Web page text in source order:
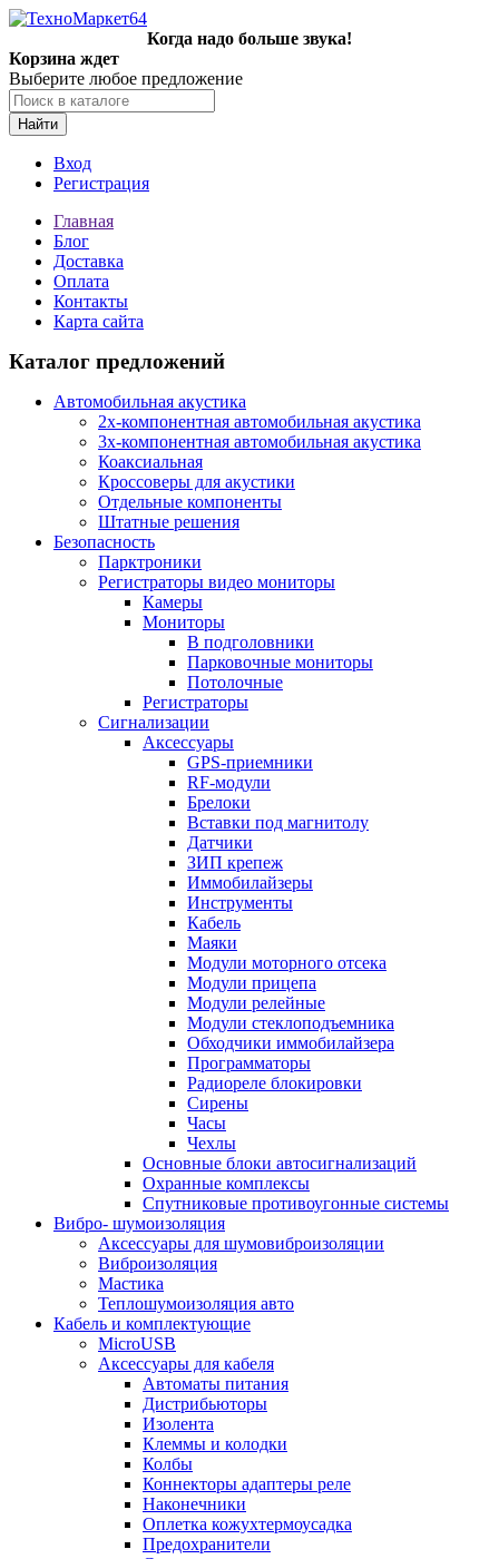
Когда надо больше звука!
Корзина ждет
Выберите любое предложение
Найти
Вход
Регистрация
Главная
Блог
Доставка
Оплата
Контакты
Карта сайта
Каталог предложений
Автомобильная акустика
2х-компонентная автомобильная акустика
3х-компонентная автомобильная акустика
Коаксиальная
Кроссоверы для акустики
Отдельные компоненты
Штатные решения
Безопасность
Парктроники
Регистраторы видео мониторы
Камеры
Мониторы
В подголовники
Парковочные мониторы
Потолочные
Регистраторы
Сигнализации
Аксессуары
GPS-приемники
RF-модули
Брелоки
Вставки под магнитолу
Датчики
ЗИП крепеж
Иммобилайзеры
Инструменты
Кабель
Маяки
Модули моторного отсека
Модули прицепа
Модули релейные
Модули стеклоподъемника
Обходчики иммобилайзера
Программаторы
Радиореле блокировки
Сирены
Часы
Чехлы
Основные блоки автосигнализаций
Охранные комплексы
Спутниковые противоугонные системы
Вибро- шумоизоляция
Аксессуары для шумовиброизоляции
Виброизоляция
Мастика
Теплошумоизоляция авто
Кабель и комплектующие
MicroUSB
Аксессуары для кабеля
Автоматы питания
Дистрибьюторы
Изолента
Клеммы и колодки
Колбы
Коннекторы адаптеры реле
Наконечники
Оплетка кожухтермоусадка
Предохранители